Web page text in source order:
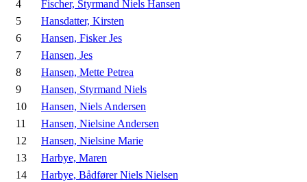
4
Fischer, Styrmand Niels Hansen
5
Hansdatter, Kirsten
6
Hansen, Fisker Jes
7
Hansen, Jes
8
Hansen, Mette Petrea
9
Hansen, Styrmand Niels
10
Hansen, Niels Andersen
11
Hansen, Nielsine Andersen
12
Hansen, Nielsine Marie
13
Harbye, Maren
14
Harbye, Bådfører Niels Nielsen